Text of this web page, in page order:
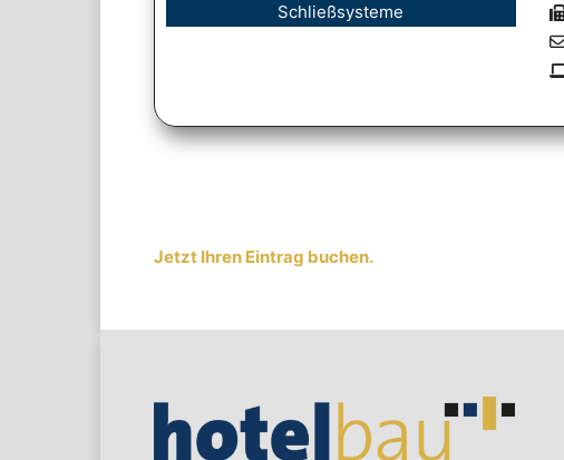
Schließsysteme
Jetzt Ihren Eintrag buchen.